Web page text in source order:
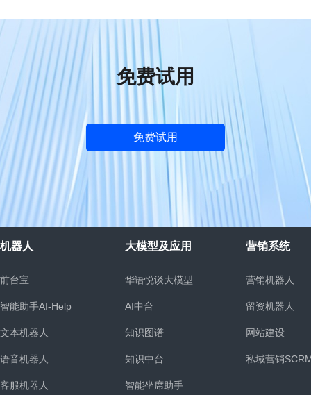
免费试用
免费试用
机器人
前台宝
智能助手AI-Help
文本机器人
语音机器人
客服机器人
大模型及应用
华语悦谈大模型
AI中台
知识图谱
知识中台
智能坐席助手
营销系统
营销机器人
留资机器人
网站建设
私域营销